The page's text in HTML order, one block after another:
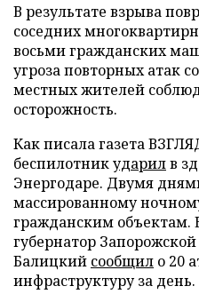
В результате взрыва
соседних
восьми гражданских
угроза повторных атак
местных жителей
осторожность.
Как писала газета
беспилотникударилв
Энергодаре. Двумя
массированному
гражданским объектам.
губернатор
Балицкий сообщил о 20
инфраструктуру за день.